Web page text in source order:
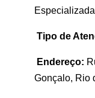
Tipo de
Endereço:
Gonçalo, Rio